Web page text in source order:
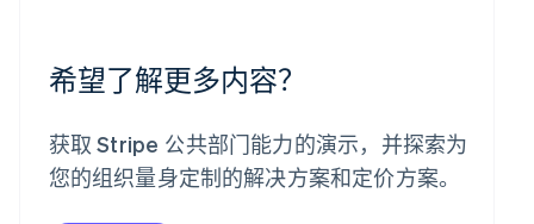
希望了解更多内容？
获取 Stripe 公共部门能力的演示，并探索为
您的组织量身定制的解决方案和定价方案。
English
美国
EnglishEspañol简体中文